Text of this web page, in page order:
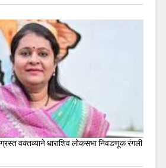
वक्तव्याने धाराशिव लोकसभा निवडणूक रंगली